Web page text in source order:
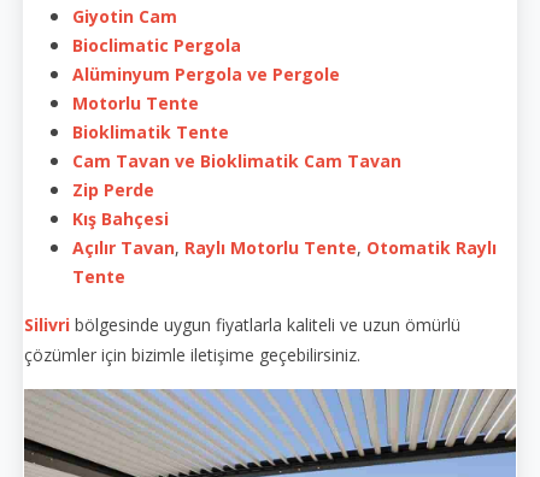
Giyotin Cam
Bioclimatic Pergola
Alüminyum Pergola ve Pergole
Motorlu Tente
Bioklimatik Tente
Cam Tavan ve Bioklimatik Cam Tavan
Zip Perde
Kış Bahçesi
Açılır Tavan, Raylı Motorlu Tente, Otomatik Raylı
Tente
Silivri bölgesinde uygun fiyatlarla kaliteli ve uzun ömürlü
çözümler için bizimle iletişime geçebilirsiniz.